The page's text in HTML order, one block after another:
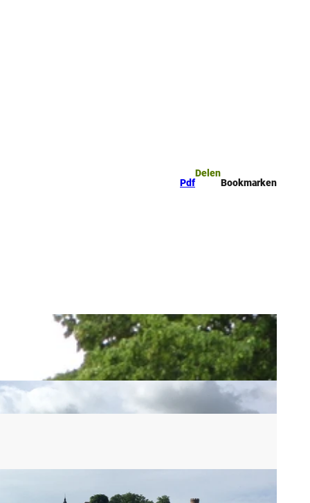
Pdf
Delen
Bookmarken